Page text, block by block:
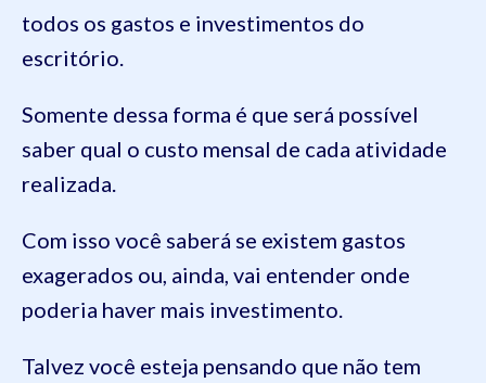
todos os gastos e investimentos do
escritório.
Somente dessa forma é que será possível
saber qual o custo mensal de cada atividade
realizada.
Com isso você saberá se existem gastos
exagerados ou, ainda, vai entender onde
poderia haver mais investimento.
Talvez você esteja pensando que não tem